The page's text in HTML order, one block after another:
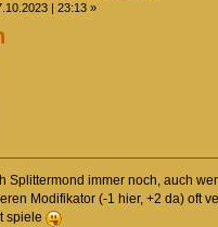
| 23:13 »
Splittermond immer noch, auch
Modifikator (-1 hier, +2 da) oft
spiele